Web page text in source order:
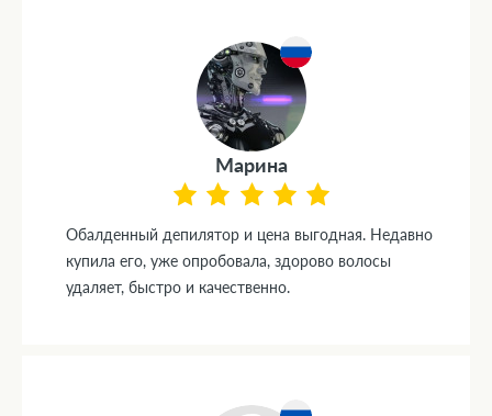
Марина
Обалденный депилятор и цена выгодная. Недавно
купила его, уже опробовала, здорово волосы
удаляет, быстро и качественно.